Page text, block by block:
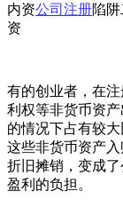
内资公司注册陷
资
有的创业者，在
利权等非货币资
的情况下占有较
这些非货币资产
折旧摊销，变成
盈利的负担。